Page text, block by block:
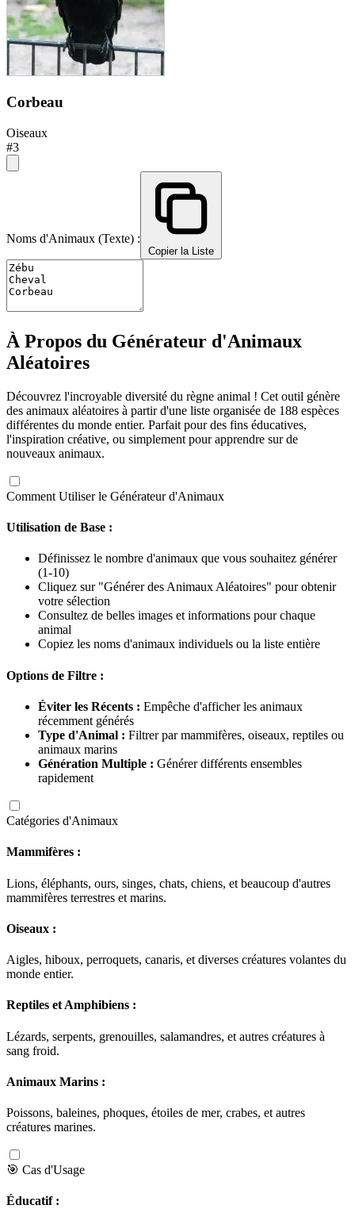
Corbeau
Oiseaux
#3
Noms d'Animaux (Texte) :
Copier la Liste
À Propos du Générateur d'Animaux
Aléatoires
Découvrez l'incroyable diversité du règne animal ! Cet outil génère
des animaux aléatoires à partir d'une liste organisée de 188 espèces
différentes du monde entier. Parfait pour des fins éducatives,
l'inspiration créative, ou simplement pour apprendre sur de
nouveaux animaux.
Comment Utiliser le Générateur d'Animaux
Utilisation de Base :
Définissez le nombre d'animaux que vous souhaitez générer
(1-10)
Cliquez sur "Générer des Animaux Aléatoires" pour obtenir
votre sélection
Consultez de belles images et informations pour chaque
animal
Copiez les noms d'animaux individuels ou la liste entière
Options de Filtre :
Éviter les Récents : Empêche d'afficher les animaux
récemment générés
Type d'Animal : Filtrer par mammifères, oiseaux, reptiles ou
animaux marins
Génération Multiple : Générer différents ensembles
rapidement
Catégories d'Animaux
Mammifères :
Lions, éléphants, ours, singes, chats, chiens, et beaucoup d'autres
mammifères terrestres et marins.
Oiseaux :
Aigles, hiboux, perroquets, canaris, et diverses créatures volantes du
monde entier.
Reptiles et Amphibiens :
Lézards, serpents, grenouilles, salamandres, et autres créatures à
sang froid.
Animaux Marins :
Poissons, baleines, phoques, étoiles de mer, crabes, et autres
créatures marines.
🎯 Cas d'Usage
Éducatif :